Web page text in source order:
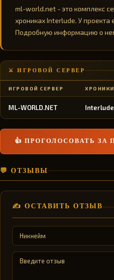
ml-world.net - это комплекс
хрониках Interlude. У проекта
Подробную информацию о
⚔️ ИГРОВОЙ СЕРВЕР
ИГРОВОЙ СЕРВЕР ХРОНИКИ
ML-WORLD.NET Interlude
👍 ПРОГОЛОСОВАТЬ ЗА
💬 ОТЗЫВЫ
✍️ ОСТАВИТЬ ОТЗЫВ